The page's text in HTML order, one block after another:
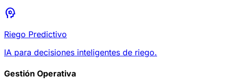
psychology
Riego Predictivo
IA para decisiones inteligentes de riego.
Gestión Operativa